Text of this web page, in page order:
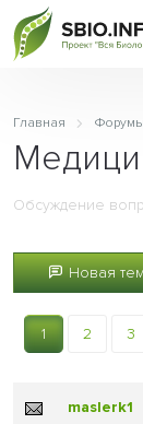
Главная Форумы
Обсуждение
Новая
1 2 3
maslerk1